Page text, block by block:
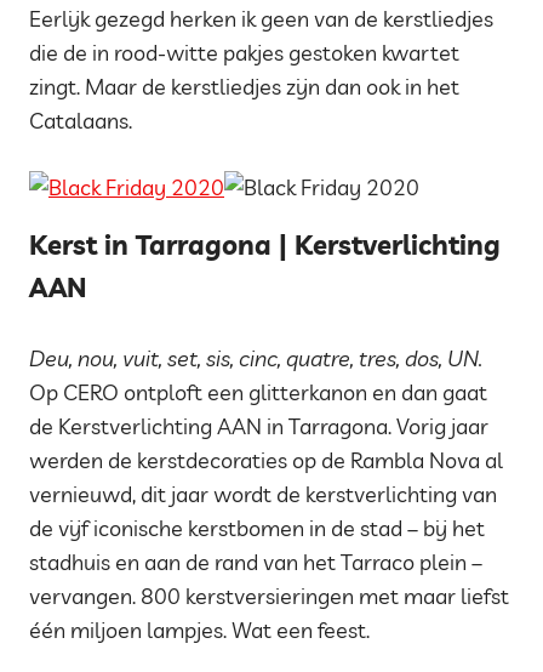
Eerlijk gezegd herken ik geen van de kerstliedjes
die de in rood-witte pakjes gestoken kwartet
zingt. Maar de kerstliedjes zijn dan ook in het
Catalaans.
Kerst in Tarragona | Kerstverlichting
AAN
Deu, nou, vuit, set, sis, cinc, quatre, tres, dos, UN.
Op CERO ontploft een glitterkanon en dan gaat
de Kerstverlichting AAN in Tarragona. Vorig jaar
werden de kerstdecoraties op de Rambla Nova al
vernieuwd, dit jaar wordt de kerstverlichting van
de vijf iconische kerstbomen in de stad – bij het
stadhuis en aan de rand van het Tarraco plein –
vervangen. 800 kerstversieringen met maar liefst
één miljoen lampjes. Wat een feest.